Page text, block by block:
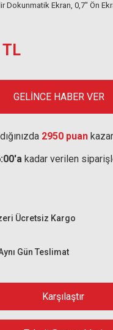
Dokunmatik Ekran, 0,7" Ön
GELİNCE HABER VER
2950 puan
kadar verilen
Gün Teslimat
Ücretsiz Kargo
Karşılaştır